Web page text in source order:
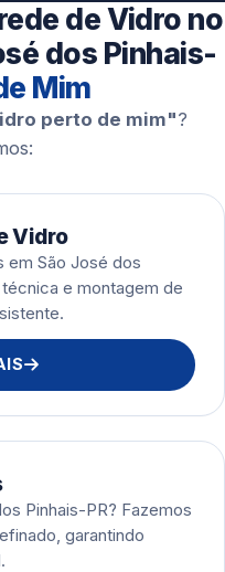
de Vidro no
dos Pinhais-
Mim
perto de mim"?
Vidro
em São José dos
e montagem de
Pinhais-PR? Fazemos
garantindo